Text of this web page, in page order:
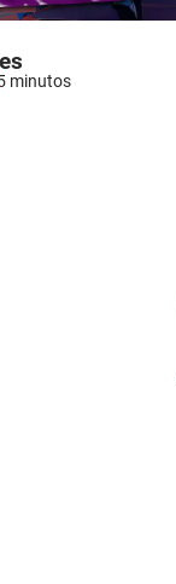
minutos